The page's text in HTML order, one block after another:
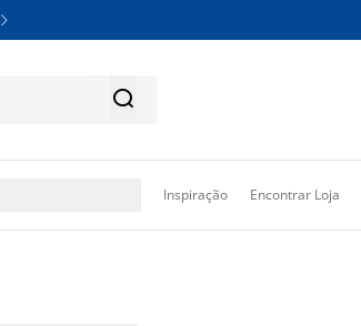


Inspiração Encontrar Loja